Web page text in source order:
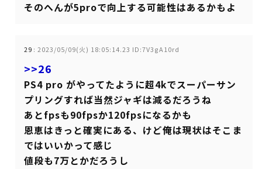
そのへんが5proで向上する可能性はあるかもよ
29 : 2023/05/09(火) 18:05:14.23 ID:7V3gA10rd
>>26
PS4 pro がやってたように超4kでスーパーサン
プリングすれば当然ジャギは減るだろうね
あとfpsも90fpsか120fpsになるかも
恩恵はきっと確実にある、けど俺は現状はそこま
ではいいかって感じ
値段も7万とかだろうし